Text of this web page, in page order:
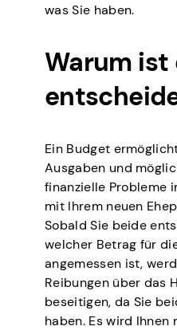
was Sie haben.
Warum ist
Ein Budget
Ausgaben und
finanzielle Probleme
mit Ihrem neuen
Sobald Sie beide
welcher Betrag für
angemessen ist,
Reibungen über das
beseitigen, da Sie
haben. Es wird